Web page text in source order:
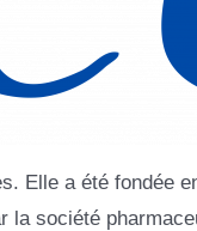
Elle a été fondée
société